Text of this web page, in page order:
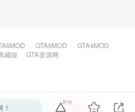
GTA5MOD
GTA4MOD
藏版
GTA资源网
评分
主题强力驱动 联系作者